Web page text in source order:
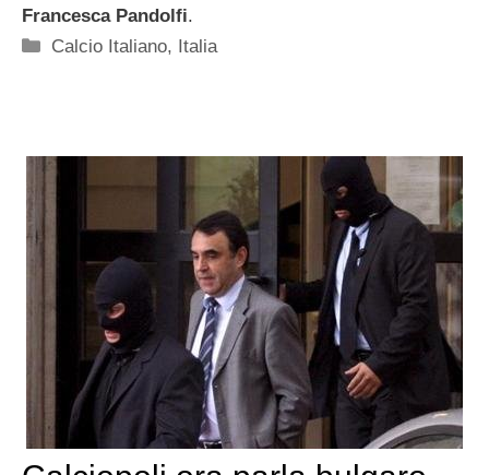
Francesca Pandolfi.
Categorie
Calcio Italiano, Italia